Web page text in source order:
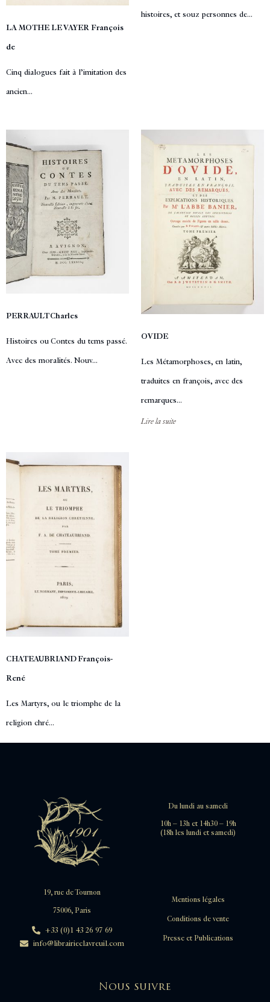
LA MOTHE LE VAYER François
de
Cinq dialogues fait à l’imitation des
ancien...
histoires, et souz personnes de...
PERRAULT Charles
Histoires ou Contes du tems passé.
Avec des moralités. Nouv...
OVIDE
Les Métamorphoses, en latin,
traduites en françois, avec des
remarques...
Lire la suite
CHATEAUBRIAND François-
René
Les Martyrs, ou le triomphe de la
religion chré...
Du lundi au samedi
10h – 13h et 14h30 – 19h
(18h les lundi et samedi)
19, rue de Tournon
75006, Paris
+33 (0)1 43 26 97 69
info@librairieclavreuil.com
Mentions légales
Conditions de vente
Presse et Publications
Nous suivre